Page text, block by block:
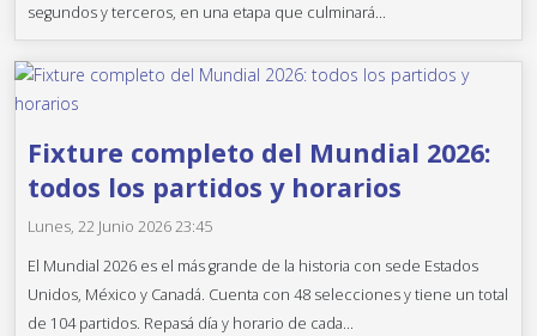
segundos y terceros, en una etapa que culminará...
Fixture completo del Mundial 2026:
todos los partidos y horarios
Lunes, 22 Junio 2026 23:45
El Mundial 2026 es el más grande de la historia con sede Estados
Unidos, México y Canadá. Cuenta con 48 selecciones y tiene un total
de 104 partidos. Repasá día y horario de cada...